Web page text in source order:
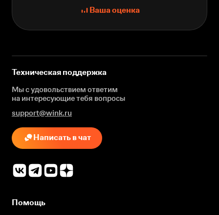
Ваша оценка
Техническая поддержка
Мы с удовольствием ответим
на интересующиетебя вопросы
support@wink.ru
Написать в чат
Помощь